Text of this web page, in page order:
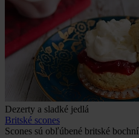
Dezerty a sladké jedlá
Britské scones
Scones sú obľúbené britské